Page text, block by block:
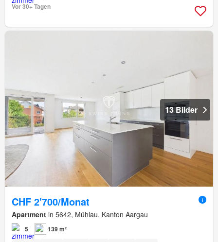
Vor 30+ Tagen
13 Bilder
CHF 2'700/Monat
Apartment in 5642, Mühlau, Kanton Aargau
5 139 m²